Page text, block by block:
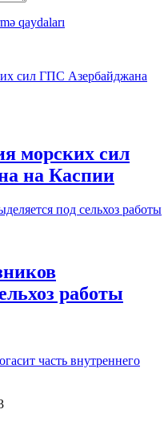
qaydaları
морских сил
на Каспии
работы